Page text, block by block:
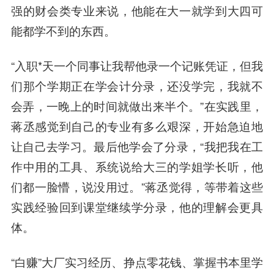
强的财会类专业来说，他能在大一就学到大四可
能都学不到的东西。
“入职*天一个同事让我帮他录一个记账凭证，但我
们那个学期正在学会计分录，还没学完，我就不
会弄，一晚上的时间就做出来半个。”在实践里，
蒋丞感觉到自己的专业有多么艰深，开始急迫地
让自己去学习。最后他学会了分录，“我把我在工
作中用的工具、系统说给大三的学姐学长听，他
们都一脸懵，说没用过。”蒋丞觉得，等带着这些
实践经验回到课堂继续学分录，他的理解会更具
体。
“白赚”大厂实习经历、挣点零花钱、掌握书本里学